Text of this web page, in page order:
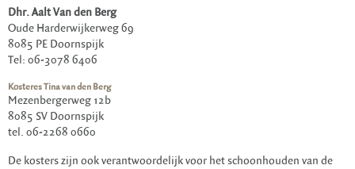
Dhr. Aalt Van den Berg
Oude Harderwijkerweg 69
8085 PE Doornspijk
Tel: 06-3078 6406
Kosteres Tina van den Berg
Mezenbergerweg 12b
8085 SV Doornspijk
tel. 06-2268 0660
De kosters zijn ook verantwoordelijk voor het schoonhouden van de